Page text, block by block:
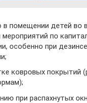
в помещении детей во
по
особенно при
ковровых покрытий
при распахнутых